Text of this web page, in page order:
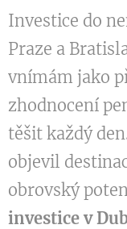
Investice do
Praze a
vnímám jako
zhodnocení
těšit každý
objevil
obrovský
investice v